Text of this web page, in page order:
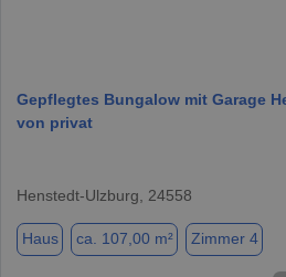
Gepflegtes Bungalow mit Garage
von privat
Henstedt-Ulzburg, 24558
Haus ca. 107,00 m² Zimmer 4